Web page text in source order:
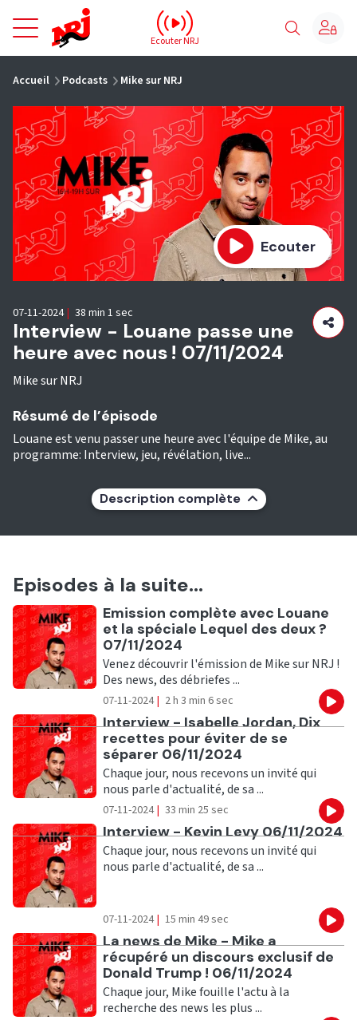
NRJ - Accueil
Ecouter NRJ
Accueil Podcasts Mike sur NRJ
Ecouter
Interview - Louane passe une
heure avec nous ! 07/11/2024
Mike sur NRJ
07-11-2024 | 38 min 1 sec
Résumé de l’épisode
Louane est venu passer une heure avec l'équipe de Mike, au
programme: Interview, jeu, révélation, live...
Description complète
Episodes à la suite...
Ecouter
Emission complète avec Louane
et la spéciale Lequel des deux ?
07/11/2024
Venez découvrir l'émission de Mike sur NRJ !
Des news, des débriefes ...
07-11-2024 | 2 h 3 min 6 sec
Ecouter
Interview - Isabelle Jordan, Dix
recettes pour éviter de se
séparer 06/11/2024
Chaque jour, nous recevons un invité qui
nous parle d'actualité, de sa ...
07-11-2024 | 33 min 25 sec
Ecouter
Interview - Kevin Levy 06/11/2024
Chaque jour, nous recevons un invité qui
nous parle d'actualité, de sa ...
07-11-2024 | 15 min 49 sec
Ecouter
La news de Mike - Mike a
récupéré un discours exclusif de
Donald Trump ! 06/11/2024
Chaque jour, Mike fouille l'actu à la
recherche des news les plus ...